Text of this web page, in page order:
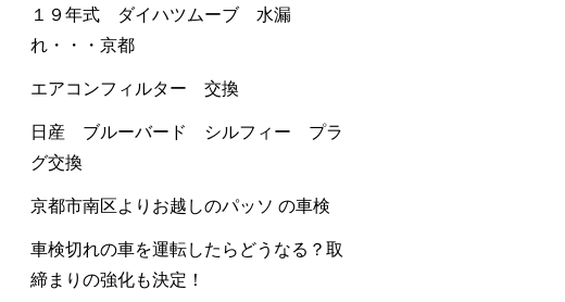
１９年式 ダイハツムーブ 水漏
れ・・・京都
エアコンフィルター 交換
日産 ブルーバード シルフィー プラ
グ交換
京都市南区よりお越しのパッソ の車検
車検切れの車を運転したらどうなる？取
締まりの強化も決定！